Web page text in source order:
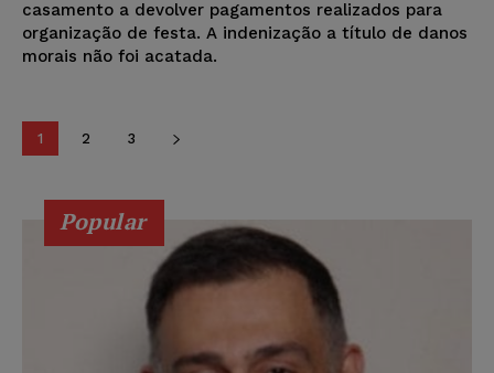
casamento a devolver pagamentos realizados para
organização de festa. A indenização a título de danos
morais não foi acatada.
1 2 3
Popular